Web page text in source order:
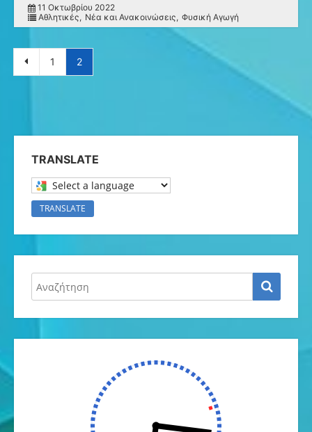
11 Οκτωβρίου 2022
Αθλητικές
Νέα και Ανακοινώσεις Φυσική Αγωγή
Πλοήγηση άρθρων
1 2
TRANSLATE
Select a language to translate this page
TRANSLATE